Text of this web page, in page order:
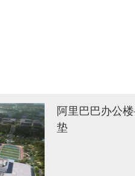
阿里巴巴办公
垫